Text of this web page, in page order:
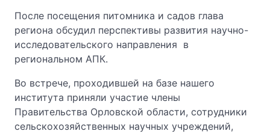
После посещения питомника и садов глава
региона обсудил перспективы развития научно-
исследовательского направления в
региональном АПК.
Во встрече, проходившей на базе нашего
института приняли участие члены
Правительства Орловской области, сотрудники
сельскохозяйственных научных учреждений,